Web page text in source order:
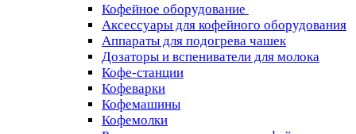
Кофейное оборудование
Аксессуары для кофейного оборудования
Аппараты для подогрева чашек
Дозаторы и вспениватели для молока
Кофе-станции
Кофеварки
Кофемашины
Кофемолки